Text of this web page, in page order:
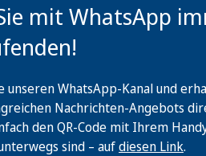
mit WhatsApp
unseren WhatsApp-Kanal und
Nachrichten-Angebots
den QR-Code mit Ihrem
sind – aufdiesen Link.